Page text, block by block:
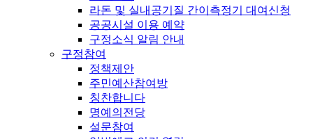
라돈 및 실내공기질 간이측정기 대여신청
공공시설 이용 예약
구정소식 알림 안내
구정참여
정책제안
주민예산참여방
칭찬합니다
명예의전당
설문참여